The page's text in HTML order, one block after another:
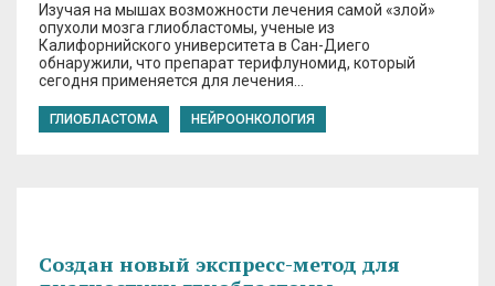
Изучая на мышах возможности лечения самой «злой»
опухоли мозга глиобластомы, ученые из
Калифорнийского университета в Сан-Диего
обнаружили, что препарат терифлуномид, который
сегодня применяется для лечения…
ГЛИОБЛАСТОМА НЕЙРООНКОЛОГИЯ
Создан новый экспресс-метод для